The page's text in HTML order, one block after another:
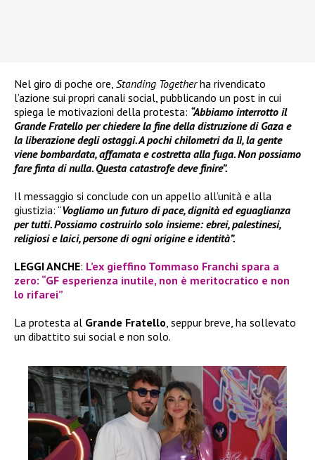
Nel giro di poche ore, Standing Togetherha rivendicato
l’azione sui propri canali social, pubblicando un post in cui
spiega le motivazioni della protesta: “Abbiamo interrotto il
Grande Fratello per chiedere la fine della distruzione di Gaza e
la liberazione degli ostaggi. A pochi chilometri da lì, la gente
viene bombardata, affamata e costretta alla fuga. Non possiamo
fare finta di nulla. Questa catastrofe deve finire”.
Il messaggio si conclude con un appello all’unità e alla
giustizia: “Vogliamo un futuro di pace, dignità ed eguaglianza
per tutti. Possiamo costruirlo solo insieme: ebrei, palestinesi,
religiosi e laici, persone di ogni origine e identità”.
LEGGI ANCHE: L’ex gieffino Tommaso Franchi spara a
zero: “GF esperienza inutile, non è meritocratico e non
lo rifarei”
La protesta al Grande Fratello , seppur breve, ha sollevato
un dibattito sui social e non solo.